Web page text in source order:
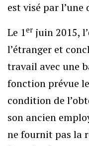
est visé par l’une
Le 1er juin 2015,
l’étranger et
travail avec une
fonction prévue
condition de
son ancien
ne fournit pas la